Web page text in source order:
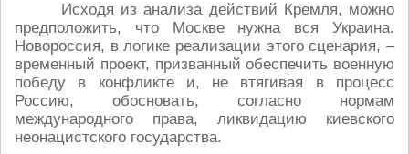
Исходя из анализа действий Кремля, можно
предположить, что Москве нужна вся Украина.
Новороссия, в логике реализации этого сценария, –
временный проект, призванный обеспечить военную
победу в конфликте и, не втягивая в процесс
Россию, обосновать, согласно нормам
международного права, ликвидацию киевского
неонацистского государства.